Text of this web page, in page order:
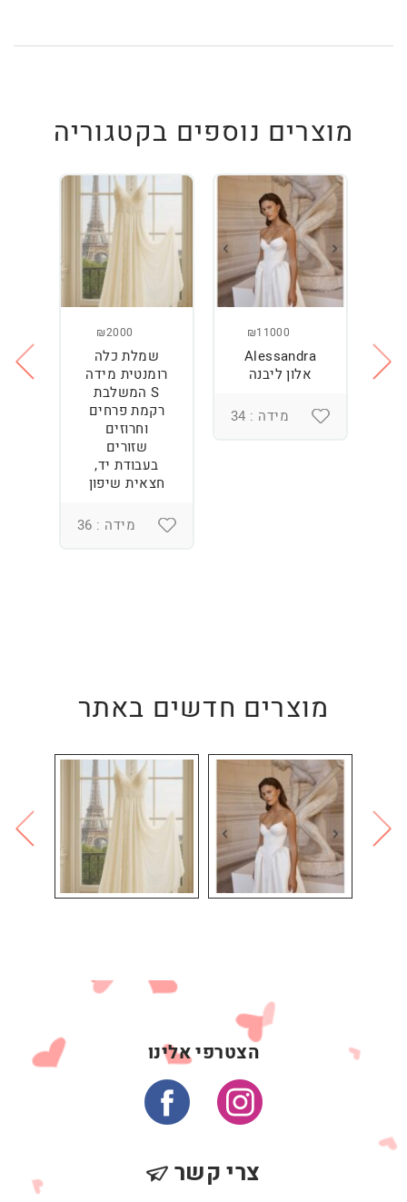
מוצרים נוספים בקטגוריה
₪11000
Alessandra
אלון ליבנה
מידה : 34
₪2000
שמלת כלה
רומנטית מידה
S המשלבת
רקמת פרחים
וחרוזים
שזורים
בעבודת יד,
חצאית שיפון
מידה : 36
מוצרים חדשים באתר
הצטרפי אלינו
צרי קשר